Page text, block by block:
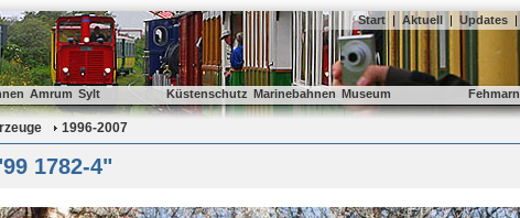
Start | Aktuell | Updates |
Amrum Sylt Küstenschutz Marinebahnen Museum Fehmarn
1996-2007
1782-4"